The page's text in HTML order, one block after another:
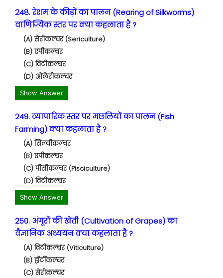
248. रेशम के कीड़ों का पालन (Rearing of Silkworms)
वाणिज्यिक स्तर पर क्या कहलाता है ?
(A) सेरीकल्चर (Sericulture)
(B) एपीकल्चर
(C) विटीकल्चर
(D) ओलेरीकल्चर
Show Answer
249. व्यापारिक स्तर पर मछलियों का पालन (Fish
Farming) क्या कहलाता है ?
(A) सिल्वीकल्चर
(B) एपीकल्चर
(C) पीसीकल्चर (Pisciculture)
(D) विटीकल्चर
Show Answer
250. अंगूरों की खेती (Cultivation of Grapes) का
वैज्ञानिक अध्ययन क्या कहलाता है ?
(A) विटीकल्चर (Viticulture)
(B) हॉर्टीकल्चर
(C) सेरीकल्चर